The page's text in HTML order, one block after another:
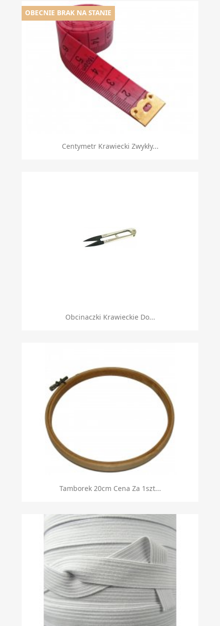
Centymetr Krawiecki Zwykły...
OBECNIE BRAK NA STANIE
Obcinaczki Krawieckie Do...
Tamborek 20cm Cena Za 1szt...